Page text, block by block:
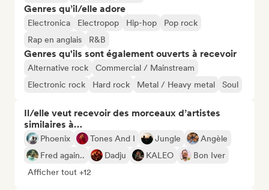
Genres qu’il/elle adore
Electronica Electropop Hip-hop
Pop rock
Rap en anglais
R&B
Genres qu'ils sont également ouverts à recevoir
Alternative rock
Commercial / Mainstream
Electronic rock
Hard rock Metal / Heavy metal Soul
Il/elle veut recevoir des morceaux d’artistes
similaires à…
Phoenix Tones And I Jungle
Angèle
Fred again..
Dadju KALEO
Bon Iver
Afficher tout +12